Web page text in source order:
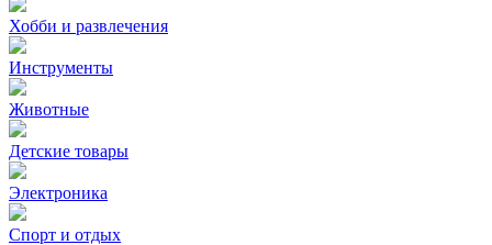
Хобби и развлечения
Инструменты
Животные
Детские товары
Электроника
Спорт и отдых